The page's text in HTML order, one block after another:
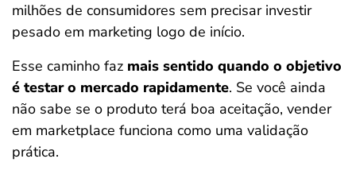
milhões de consumidores sem precisar investir
pesado em marketing logo de início.
Esse caminho faz mais sentido quando o objetivo
é testar o mercado rapidamente. Se você ainda
não sabe se o produto terá boa aceitação, vender
em marketplace funciona como uma validação
prática.